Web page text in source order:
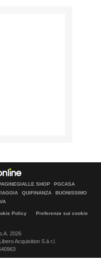
SHOP
PGCASA
QUIFINANZA
BUONISSIMO
Policy
Preferenze sui cookie
2026
Acquisition S.á r.l.